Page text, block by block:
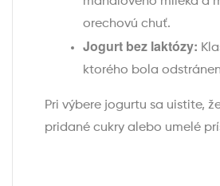
orechovú chuť.
Jogurt bez laktózy:
ktorého bola
Pri výbere jogurtu sa uistite,
pridané cukry alebo umelé